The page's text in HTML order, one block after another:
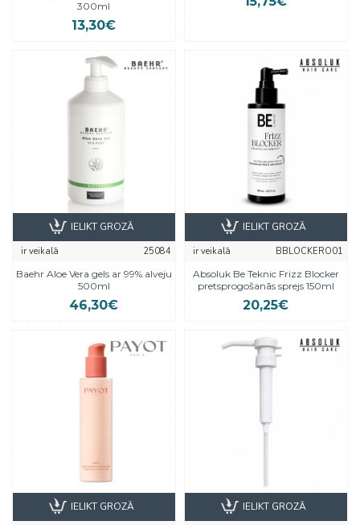
300ml
13,30€
ir veikalā
25084
Baehr Aloe Vera gels ar 99% alveju
500ml
46,30€
IELIKT GROZĀ
ir veikalā
BBLOCKERO01
Absoluk Be Teknic Frizz Blocker
pretsprogošanās sprejs 150ml
20,25€
IELIKT GROZĀ
IELIKT GROZĀ IELIKT GROZĀ